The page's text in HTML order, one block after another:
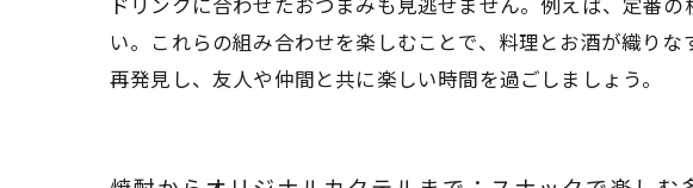
ドリンクに合わせたおつまみも見逃せません。例えば、定番
い。これらの組み合わせを楽しむことで、料理とお酒が織り
再発見し、友人や仲間と共に楽しい時間を過ごしましょう。